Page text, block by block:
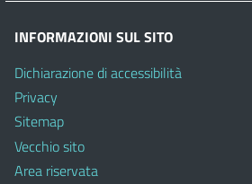
INFORMAZIONI SUL SITO
Dichiarazione di accessibilità
Privacy
Sitemap
Vecchio sito
Area riservata